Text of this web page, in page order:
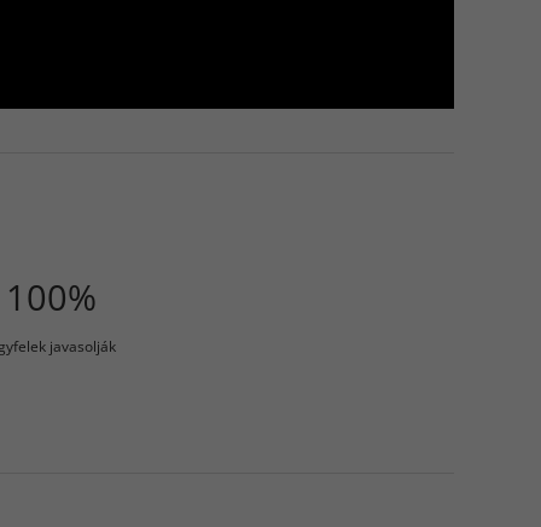
100%
javasolják